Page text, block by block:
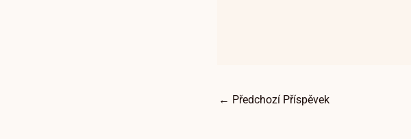
← Předchozí Příspěvek